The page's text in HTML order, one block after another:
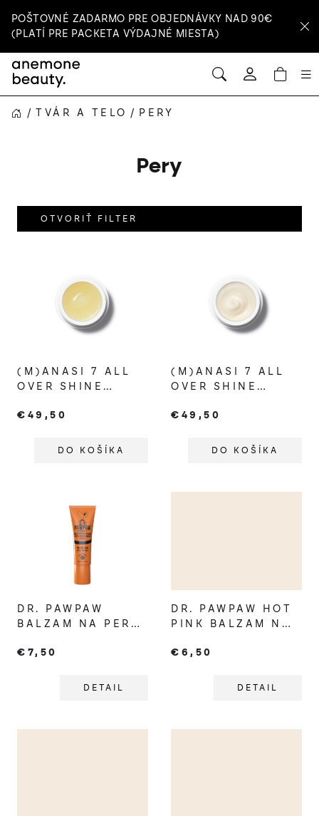
na
obsah
POŠTOVNÉ ZADARMO PRE OBJEDNÁVKY NAD 90€
(PLATÍ PRE PACKETA VÝDAJNÉ MIESTA)
HĽADAŤ
Prihlásenie
DOMOV
/ TVÁR A TELO / PERY
Pery
OTVORIŤ FILTER
r
d
(M)ANASI 7 ALL
OVER SHINE
€49,50
DO KOŠÍKA
(M)ANASI 7 ALL
OVER SHINE
€49,50
DO KOŠÍKA
DR. PAWPAW
BALZAM NA PERY
€7,50
DETAIL
DR. PAWPAW HOT
PINK BALZAM NA
€6,50
DETAIL